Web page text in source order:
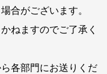
合がございます。
ねますのでご了承く
各部門にお送りくだ